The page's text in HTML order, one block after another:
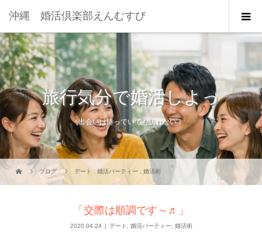
沖縄 婚活倶楽部えんむすび
旅行気分で婚活しよっ
出会いは待っていても訪れない！
ブログ デート ,婚活パーティー ,婚活術
「交際は順調です～♬」
2020.04.24 デート 婚活パーティー 婚活術